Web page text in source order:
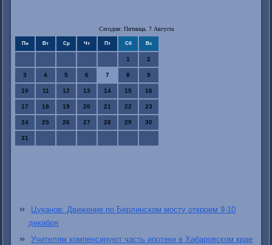
Сегодня: Пятница, 7 Августа
Пн Вт Ср Чт Пт Сб Вс
1 2
3 4 5 6 7 8 9
10 11 12 13 14 15 16
17 18 19 20 21 22 23
24 25 26 27 28 29 30
31
Цуканов: Движение по Берлинском мосту откроем 9-10
декабря
Учителям компенсируют часть ипотеки в Хабаровском крае